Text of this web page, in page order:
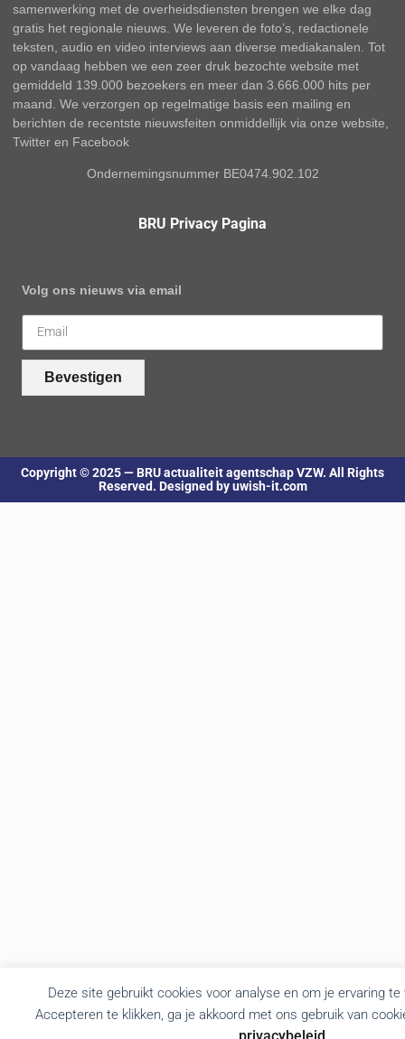
Deze site gebruikt cookies voor analyse en om je ervaring
Accepteren te klikken, ga je akkoord met ons gebruik van
samenwerking met de overheidsdiensten brengen we elke dag
gratis het regionale nieuws. We leveren de foto’s, redactionele
teksten, audio en video interviews aan diverse mediakanalen. Tot
op vandaag hebben we een zeer druk bezochte website met
gemiddeld 139.000 bezoekers en meer dan 3.666.000 hits per
maand. We verzorgen op regelmatige basis een mailing en
berichten de recentste nieuwsfeiten onmiddellijk via onze website,
Twitter en Facebook
Ondernemingsnummer BE0474.902.102
BRU Privacy Pagina
Volg ons nieuws via email
Bevestigen
Copyright © 2025 — BRU actualiteit agentschap VZW. All Rights
Reserved. Designed by uwish-it.com